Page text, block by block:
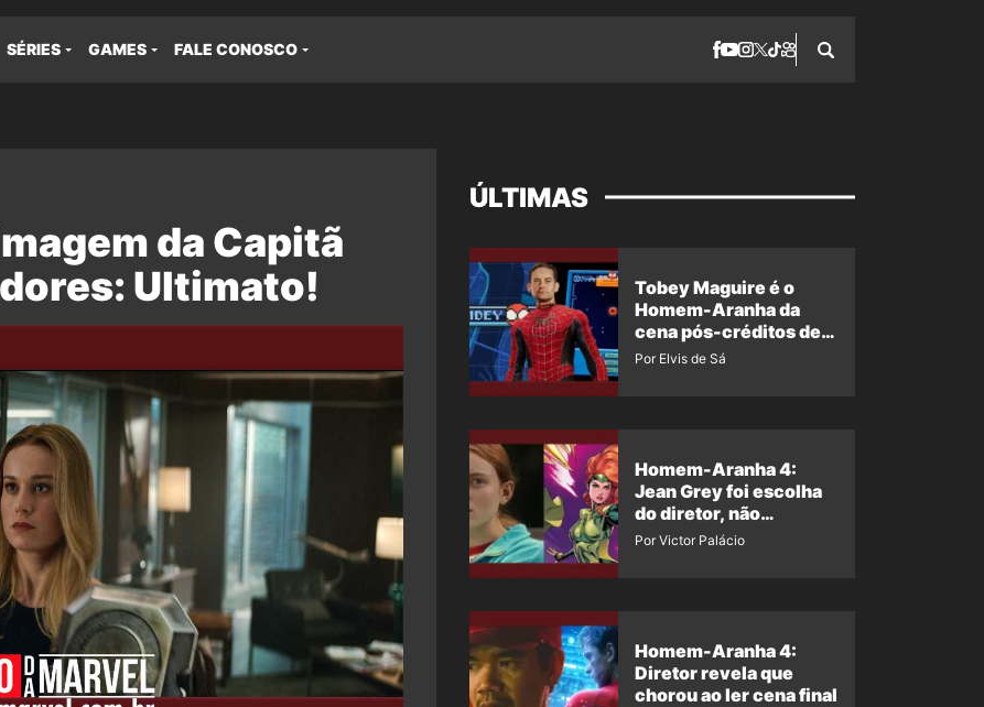
SÉRIES GAMES FALE CONOSCO
da Capitã
Ultimato!
ÚLTIMAS
Tobey Maguire é o
Homem-Aranha da
cena pós-créditos de
Um Novo Dia?
Por Elvis de Sá
Homem-Aranha 4:
Jean Grey foi escolha
do diretor, não
imposição da Marvel
Por Victor Palácio
Homem-Aranha 4:
Diretor revela que
chorou ao ler cena final